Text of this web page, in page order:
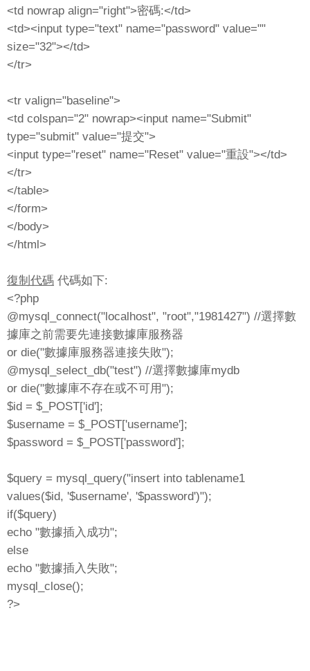
<td nowrap align="right">密碼:</td>
<td><input type="text" name="password" value=""
size="32"></td>
</tr>
<tr valign="baseline">
<td colspan="2" nowrap><input name="Submit"
type="submit" value="提交">
<input type="reset" name="Reset" value="重設"></td>
</tr>
</table>
</form>
</body>
</html>
復制代碼 代碼如下:
<?php
@mysql_connect("localhost", "root","1981427") //選擇數
據庫之前需要先連接數據庫服務器
or die("數據庫服務器連接失敗");
@mysql_select_db("test") //選擇數據庫mydb
or die("數據庫不存在或不可用");
$id = $_POST['id'];
$username = $_POST['username'];
$password = $_POST['password'];
$query = mysql_query("insert into tablename1
values($id, '$username', '$password')");
if($query)
echo "數據插入成功";
else
echo "數據插入失敗";
mysql_close();
?>